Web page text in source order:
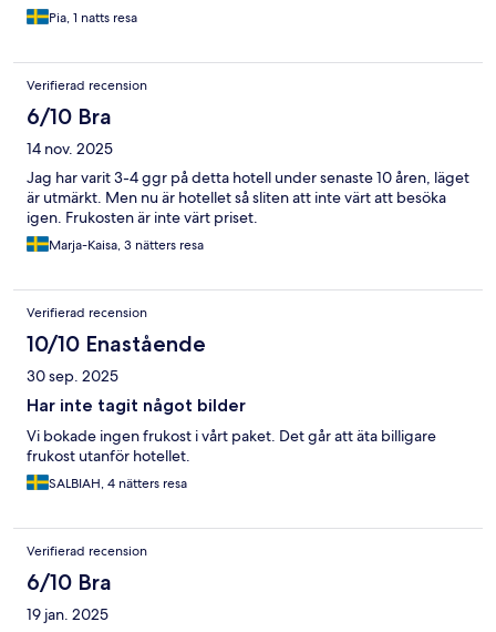
Pia, 1 natts resa
Verifierad recension
6/10 Bra
14 nov. 2025
Jag har varit 3-4 ggr på detta hotell under senaste 10 åren, läget
är utmärkt. Men nu är hotellet så sliten att inte värt att besöka
igen. Frukosten är inte värt priset.
Marja-Kaisa, 3 nätters resa
Verifierad recension
10/10 Enastående
30 sep. 2025
Har inte tagit något bilder
Vi bokade ingen frukost i vårt paket. Det går att äta billigare
frukost utanför hotellet.
SALBIAH, 4 nätters resa
Verifierad recension
6/10 Bra
19 jan. 2025